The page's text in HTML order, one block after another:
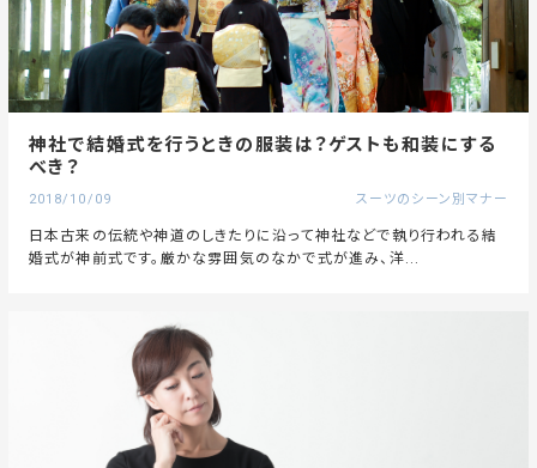
神社で結婚式を行うときの服装は？ゲストも和装にする
べき？
2018/10/09 スーツのシーン別マナー
日本古来の伝統や神道のしきたりに沿って神社などで執り行われる結
婚式が神前式です。厳かな雰囲気のなかで式が進み、洋...